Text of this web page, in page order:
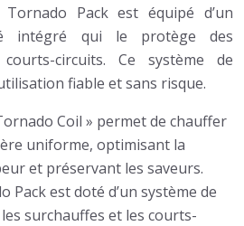
Pack est équipé d’un
intégré qui le protège des
circuits. Ce système de
fiable et sans risque.
Coil » permet de chauffer
uniforme, optimisant la
et préservant les saveurs.
Pack est doté d’un système de
surchauffes et les courts-